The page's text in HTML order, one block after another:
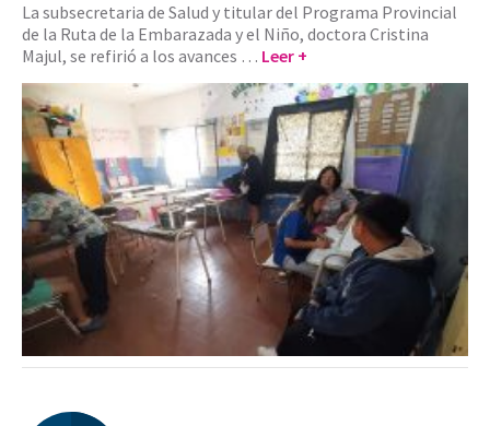
La subsecretaria de Salud y titular del Programa Provincial
de la Ruta de la Embarazada y el Niño, doctora Cristina
Majul, se refirió a los avances … Leer +